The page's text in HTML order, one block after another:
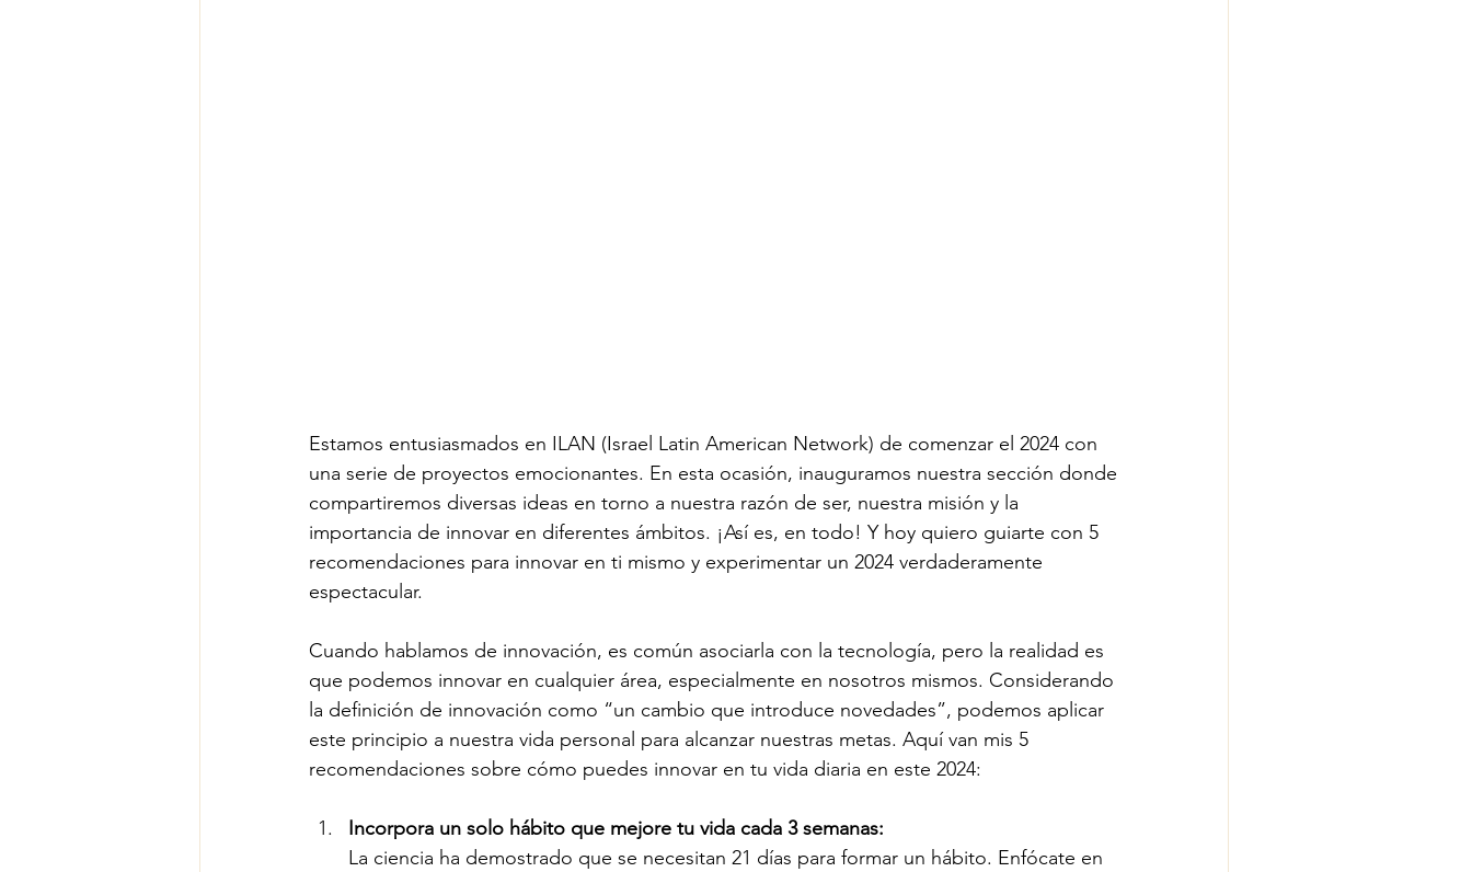
Estamos entusiasmados en ILAN (Israel Latin American Network) de comenzar el 2024 con
una serie de proyectos emocionantes. En esta ocasión, inauguramos nuestra sección donde
compartiremos diversas ideas en torno a nuestra razón de ser, nuestra misión y la
importancia de innovar en diferentes ámbitos. ¡Así es, en todo! Y hoy quiero guiarte con 5
recomendaciones para innovar en ti mismo y experimentar un 2024 verdaderamente
espectacular.
Cuando hablamos de innovación, es común asociarla con la tecnología, pero la realidad es
que podemos innovar en cualquier área, especialmente en nosotros mismos. Considerando
la definición de innovación como “un cambio que introduce novedades”, podemos aplicar
este principio a nuestra vida personal para alcanzar nuestras metas. Aquí van mis 5
recomendaciones sobre cómo puedes innovar en tu vida diaria en este 2024:
Incorpora un solo hábito que mejore tu vida cada 3 semanas:
La ciencia ha demostrado que se necesitan 21 días para formar un hábito. Enfócate en